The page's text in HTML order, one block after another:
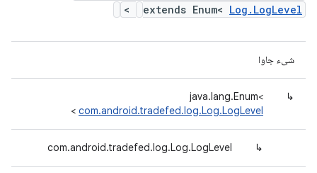
extends Enum< Log.LogLevel
>
شیء جاوا
↳
java.lang.Enum<
com.android.tradefed.log.Log.LogLevel
>
↳
com.android.tradefed.log.Log.LogLevel